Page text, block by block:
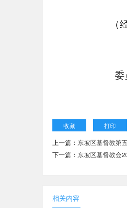
收藏 打印
上一篇： 东坡区基督教第
下一篇： 东坡区基督教会
相关内容